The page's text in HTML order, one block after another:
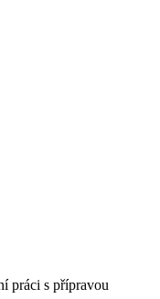
práci s přípravou